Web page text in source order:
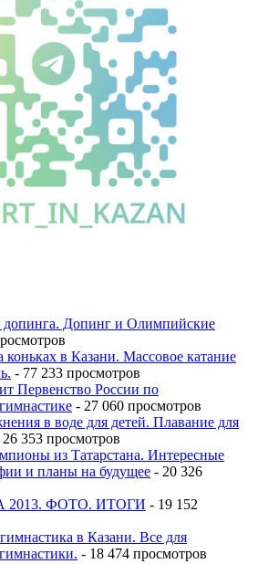
допинга. Допинг и Олимпийские
коньках в Казани. Массовое катание
- 77 233 просмотров
Первенство России по
- 27 060 просмотров
в воде для детей. Плавание для
26 353 просмотров
из Татарстана. Интересные
и планы на будущее - 20 326
ФОТО. ИТОГИ - 19 152
в Казани. Все для
- 18 474 просмотров